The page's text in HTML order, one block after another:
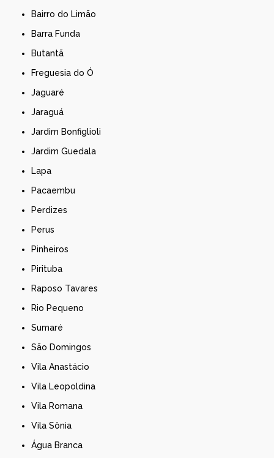
Bairro do Limão
Barra Funda
Butantã
Freguesia do Ó
Jaguaré
Jaraguá
Jardim Bonfiglioli
Jardim Guedala
Lapa
Pacaembu
Perdizes
Perus
Pinheiros
Pirituba
Raposo Tavares
Rio Pequeno
Sumaré
São Domingos
Vila Anastácio
Vila Leopoldina
Vila Romana
Vila Sônia
Água Branca